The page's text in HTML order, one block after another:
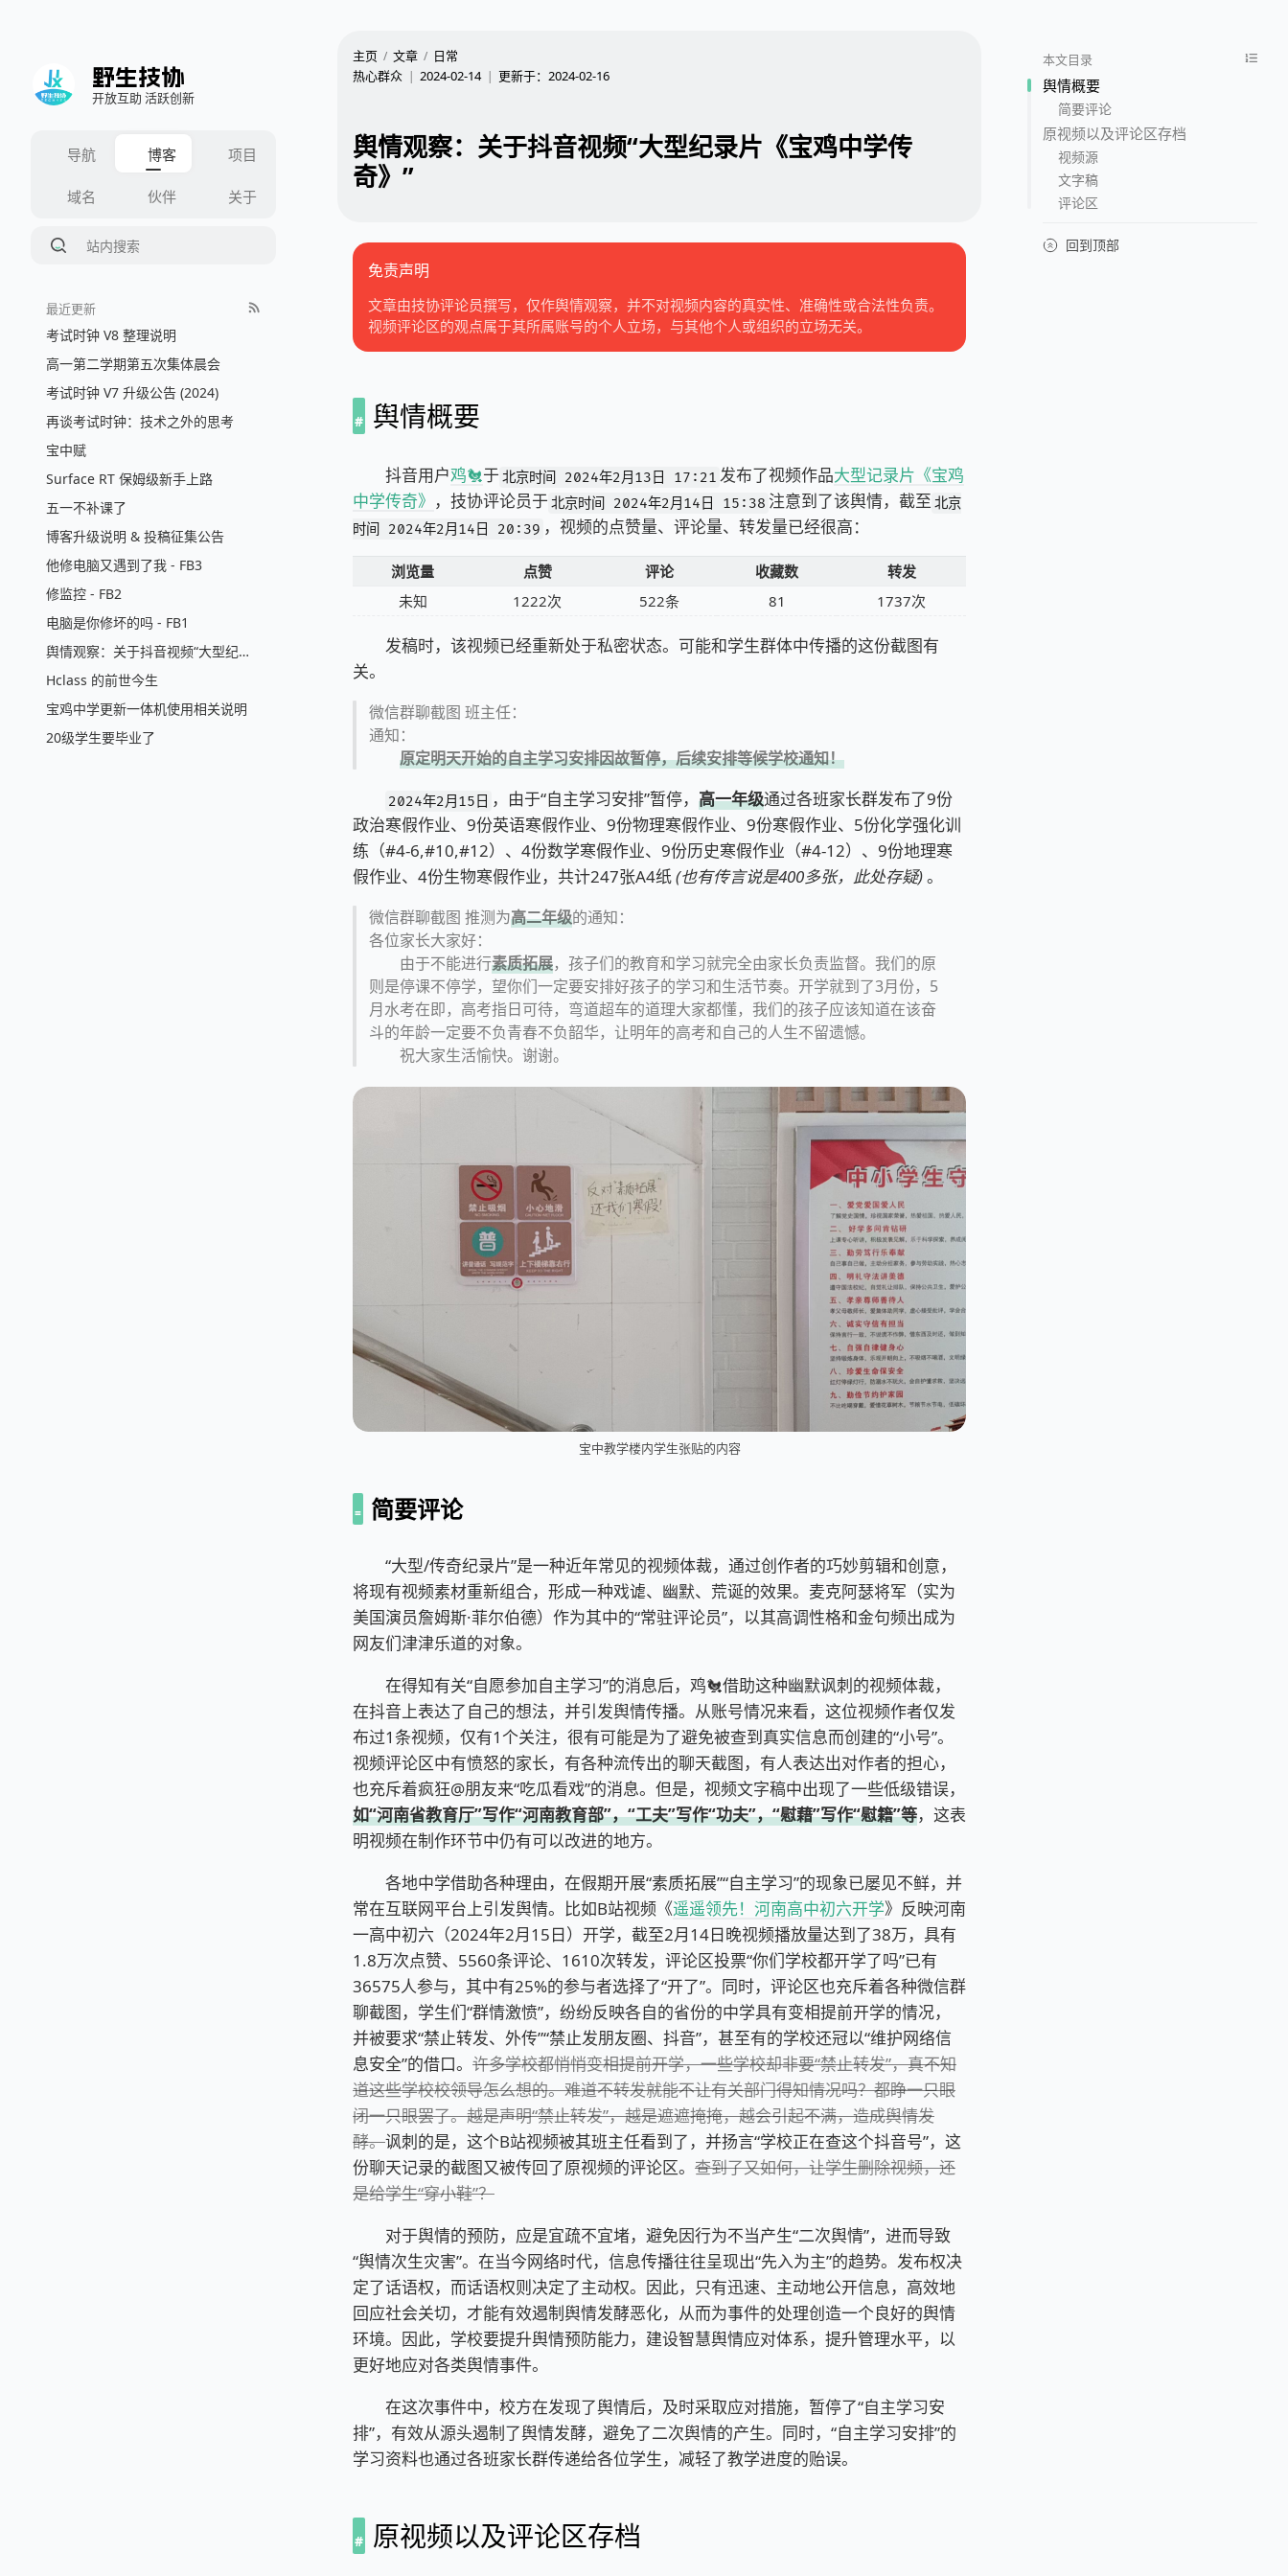
野生技协
开放互助 活跃创新
最近更新
考试时钟 V8 整理说明
高一第二学期第五次集体晨会
考试时钟 V7 升级公告 (2024)
再谈考试时钟：技术之外的思考
宝中赋
Surface RT 保姆级新手上路
五一不补课了
博客升级说明 & 投稿征集公告
他修电脑又遇到了我 - FB3
修监控 - FB2
电脑是你修坏的吗 - FB1
舆情观察：关于抖音视频“大型纪录片《宝鸡中学传奇》”
Hclass 的前世今生
宝鸡中学更新一体机使用相关说明
20级学生要毕业了
主页 文章
日常
热心群众
2024-02-14 更新于： 2024-02-16
舆情观察：关于抖音视频“大型纪录片《宝鸡中学传
奇》”
免责声明
文章由技协评论员撰写，仅作舆情观察，并不对视频内容的真实性、准确性或合法性负责。
视频评论区的观点属于其所属账号的个人立场，与其他个人或组织的立场无关。
舆情概要
抖音用户鸡🐔于 北京时间 2024年2月13日 17:21 发布了视频作品大型记录片《宝鸡
中学传奇》 ，技协评论员于 北京时间 2024年2月14日 15:38 注意到了该舆情，截至 北京
时间 2024年2月14日 20:39 ，视频的点赞量、评论量、转发量已经很高：
浏览量 点赞 评论 收藏数
转发
未知
1222次 522条 81 1737次
发稿时，该视频已经重新处于私密状态。可能和学生群体中传播的这份截图有
关。
微信群聊截图 班主任：
通知：
原定明天开始的自主学习安排因故暂停，后续安排等候学校通知！
2024年2月15日 ，由于“自主学习安排”暂停， 高一年级通过各班家长群发布了9份
政治寒假作业、9份英语寒假作业、9份物理寒假作业、9份寒假作业、5份化学强化训
练（#4-6,#10,#12）、4份数学寒假作业、9份历史寒假作业（#4-12）、9份地理寒
假作业、4份生物寒假作业，共计247张A4纸(也有传言说是400多张，此处存疑)。
微信群聊截图 推测为高二年级的通知：
各位家长大家好：
由于不能进行素质拓展，孩子们的教育和学习就完全由家长负责监督。我们的原
则是停课不停学，望你们一定要安排好孩子的学习和生活节奏。开学就到了3月份，5
月水考在即，高考指日可待，弯道超车的道理大家都懂，我们的孩子应该知道在该奋
斗的年龄一定要不负青春不负韶华，让明年的高考和自己的人生不留遗憾。
祝大家生活愉快。谢谢。
宝中教学楼内学生张贴的内容
简要评论
“大型/传奇纪录片”是一种近年常见的视频体裁，通过创作者的巧妙剪辑和创意，
将现有视频素材重新组合，形成一种戏谑、幽默、荒诞的效果。麦克阿瑟将军（实为
美国演员詹姆斯·菲尔伯德）作为其中的“常驻评论员”，以其高调性格和金句频出成为
网友们津津乐道的对象。
在得知有关“自愿参加自主学习”的消息后，鸡🐔借助这种幽默讽刺的视频体裁，
在抖音上表达了自己的想法，并引发舆情传播。从账号情况来看，这位视频作者仅发
布过1条视频，仅有1个关注，很有可能是为了避免被查到真实信息而创建的“小号”。
视频评论区中有愤怒的家长，有各种流传出的聊天截图，有人表达出对作者的担心，
也充斥着疯狂@朋友来“吃瓜看戏”的消息。但是，视频文字稿中出现了一些低级错误，
如“河南省教育厅”写作“河南教育部”，“工夫”写作“功夫”，“慰藉”写作“慰籍”等，这表
明视频在制作环节中仍有可以改进的地方。
各地中学借助各种理由，在假期开展“素质拓展”“自主学习”的现象已屡见不鲜，并
常在互联网平台上引发舆情。比如B站视频《遥遥领先！河南高中初六开学》反映河南
一高中初六（2024年2月15日）开学，截至2月14日晚视频播放量达到了38万，具有
1.8万次点赞、5560条评论、1610次转发，评论区投票“你们学校都开学了吗”已有
36575人参与，其中有25%的参与者选择了“开了”。同时，评论区也充斥着各种微信群
聊截图，学生们“群情激愤”，纷纷反映各自的省份的中学具有变相提前开学的情况，
并被要求“禁止转发、外传”“禁止发朋友圈、抖音”，甚至有的学校还冠以“维护网络信
息安全”的借口。 许多学校都悄悄变相提前开学，一些学校却非要“禁止转发”，真不知
道这些学校校领导怎么想的。难道不转发就能不让有关部门得知情况吗？都睁一只眼
闭一只眼罢了。越是声明“禁止转发”，越是遮遮掩掩，越会引起不满，造成舆情发
酵。讽刺的是，这个B站视频被其班主任看到了，并扬言“学校正在查这个抖音号”，这
份聊天记录的截图又被传回了原视频的评论区。 查到了又如何，让学生删除视频，还
是给学生“穿小鞋”？
对于舆情的预防，应是宜疏不宜堵，避免因行为不当产生“二次舆情”，进而导致
“舆情次生灾害”。在当今网络时代，信息传播往往呈现出“先入为主”的趋势。发布权决
定了话语权，而话语权则决定了主动权。因此，只有迅速、主动地公开信息，高效地
回应社会关切，才能有效遏制舆情发酵恶化，从而为事件的处理创造一个良好的舆情
环境。因此，学校要提升舆情预防能力，建设智慧舆情应对体系，提升管理水平，以
更好地应对各类舆情事件。
在这次事件中，校方在发现了舆情后，及时采取应对措施，暂停了“自主学习安
排”，有效从源头遏制了舆情发酵，避免了二次舆情的产生。同时，“自主学习安排”的
学习资料也通过各班家长群传递给各位学生，减轻了教学进度的贻误。
原视频以及评论区存档
本文目录
舆情概要
简要评论
原视频以及评论区存档
视频源
文字稿
评论区
回到顶部